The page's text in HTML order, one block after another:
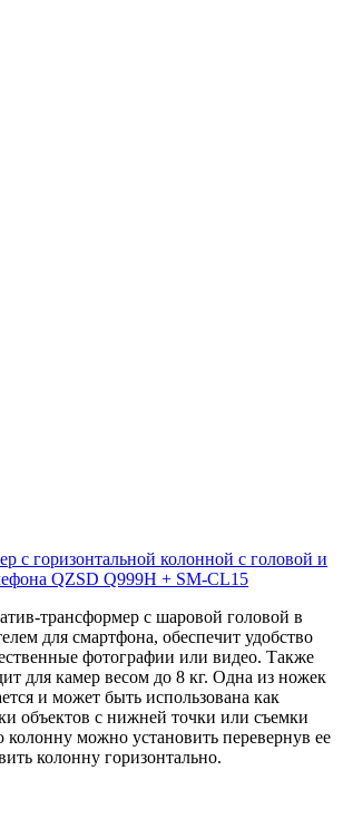
с горизонтальной колонной с головой и
QZSD Q999H + SM-CL15
трансформер с шаровой головой в
для смартфона, обеспечит удобство
фотографии или видео. Также
для камер весом до 8 кг. Одна из ножек
и может быть использована как
объектов с нижней точки или съемки
колонну можно установить перевернув ее
колонну горизонтально.